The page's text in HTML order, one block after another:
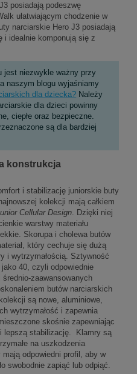
posiadają podeszwę
ułatwiającym chodzenie w
narciarskie Hero J3 posiadają
i idealnie komponują się z
jest niezwykle ważny przy
naszym blogu wyjaśniamy
dla dziecka? Należy
dla dzieci powinny
ciepłe oraz bezpieczne.
są dla bardziej
konstrukcja
i stabilizację juniorskie buty
kolekcji mają całkiem
Cellular Design . Dzięki niej
warstwy materiału
Skorupa i cholewa butów
który cechuje się dużą
i wytrzymałością. Sztywność
40, czyli odpowiednie
zaawansowanych
butów narciarskich
są nowe, aluminiowe,
wytrzymałość i zapewnia
skośnie zapewniając
lepszą stabilizację. Klamry są
na uszkodzenia
odpowiedni profil, aby w
swobodnie zapiąć lub odpiąć.